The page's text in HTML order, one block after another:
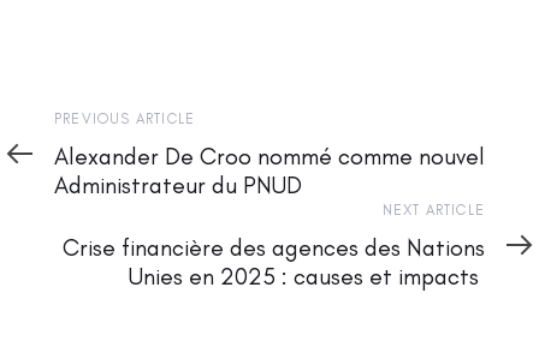
Previous
Article
PREVIOUS ARTICLE
Alexander De Croo nommé comme nouvel
Administrateur du PNUD
Article
NEXT ARTICLE
Crise financière des agences des Nations
Unies en 2025 : causes et impacts